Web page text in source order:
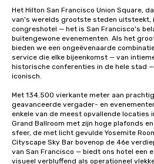
Het Hilton San Francisco Union Square,
van's werelds grootste steden uitsteekt,
congreshotel — het is San Francisco's
buitengewone evenementen. Als het
bieden we een ongeëvenaarde
service die elke bijeenkomst — van
historische conferenties in de hele stad
iconisch.
Met 134.500 vierkante meter aan
geavanceerde vergader- en
enkele van de meest opvallende locaties
Grand Ballroom met zijn hoge plafonds
sfeer, de met licht gevulde Yosemite
Cityscape Sky Bar bovenop de 46e
van San Francisco — biedt ons hotel een
visueel verbluffend als operationeel